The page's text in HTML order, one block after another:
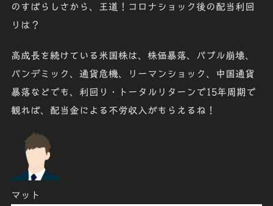
のすばらしさから、王道！コロナショック後の配当利回
りは？
高成長を続けている米国株は、 株価暴落、 バブル崩壊、
パンデミック 、 通貨危機、 リーマンショック 、
中国通貨
暴落などでも、利回り・トータルリターンで15年周期で
観れば、配当金による不労収入がもらえるね ！
マット